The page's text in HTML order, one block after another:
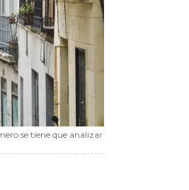
se tiene que analizar